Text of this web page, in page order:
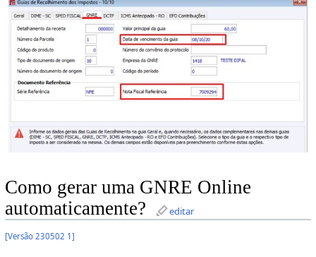
Como gerar uma GNRE Online
automaticamente?
editar
[Versão 230502 1 ]